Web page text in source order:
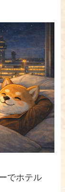
でホテル